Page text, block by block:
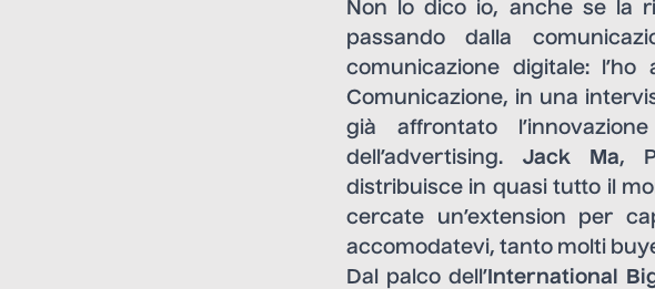
Non lo dico io, anche se la
passando dalla
comunicazione digitale:
Comunicazione, in una
già affrontato
dell’advertising. Jack Ma,
distribuisce in quasi tutto il
cercate un’extension per
accomodatevi, tanto molti
Dal palco dell’International